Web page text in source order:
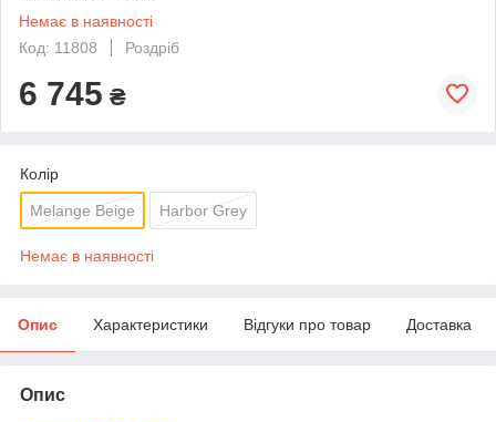
Немає в наявності
Код: 11808
Роздріб
6 745 ₴
Колір
Melange Beige Harbor Grey
Немає в наявності
Опис Характеристики Відгуки про товар Доставка
Опис